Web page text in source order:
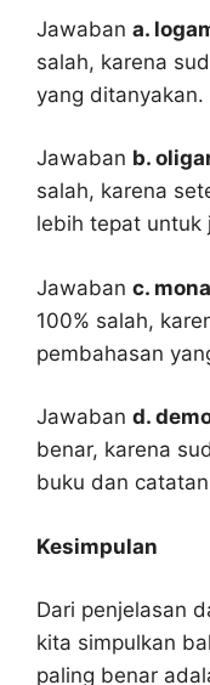
Jawaban a.
salah, karena
yang ditanyakan.
Jawaban b.
salah, karena
lebih tepat untuk
Jawaban c.
100% salah,
pembahasan
Jawaban d.
benar, karena
buku dan
Kesimpulan
Dari penjelasan
kita simpulkan
paling benar